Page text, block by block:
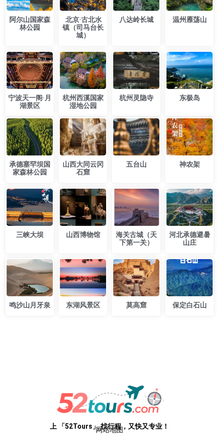
​阿尔山国家森
林公园
​北京·古北水
镇（司马台长
城）
​八达岭长城 温州雁荡山
宁波天一阁·月
湖景区
杭州西溪国家
湿地公园
​杭州灵隐寺 东极岛
承德塞罕坝国
家森林公园
山西大同云冈
石窟
五台山 神农架
三峡大坝 山西博物馆
海关古城（天
下第一关）
河北承德避暑
山庄
鸣沙山月牙泉 东湖风景区 莫高窟 保定白石山
上 「52Tours」 找行程，又快又专业！
网站地图